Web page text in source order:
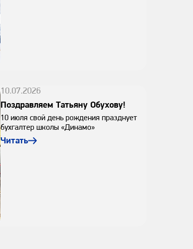
10.07.2026
Поздравляем Татьяну Обухову!
10 июля свой день рождения празднует
бухгалтер школы «Динамо»
Читать